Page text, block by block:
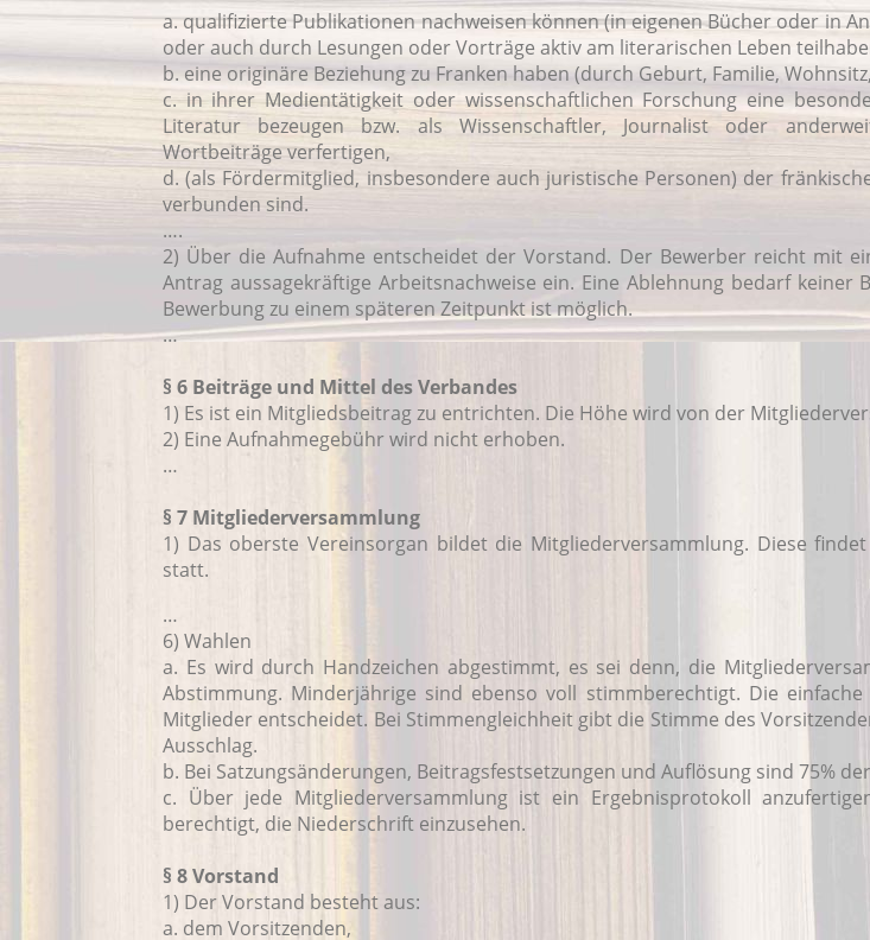
a. qualifizierte Publikationen nachweisen können (in eigenen Bücher oder in
oder auch durch Lesungen oder Vorträge aktiv am literarischen Leben
b. eine originäre Beziehung zu Franken haben (durch Geburt, Familie,
c. in ihrer Medientätigkeit oder wissenschaftlichen Forschung eine
Literatur bezeugen bzw. als Wissenschaftler, Journalist oder
Wortbeiträge verfertigen,
d. (als Fördermitglied, insbesondere auch juristische Personen) der
verbunden sind.
….
2) Über die Aufnahme entscheidet der Vorstand. Der Bewerber reicht mit
Antrag aussagekräftige Arbeitsnachweise ein. Eine Ablehnung bedarf keiner
Bewerbung zu einem späteren Zeitpunkt ist möglich.
…
§ 6 Beiträge und Mittel des Verbandes
1) Es ist ein Mitgliedsbeitrag zu entrichten. Die Höhe wird von der
2) Eine Aufnahmegebühr wird nicht erhoben.
…
§ 7 Mitgliederversammlung
1) Das oberste Vereinsorgan bildet die Mitgliederversammlung. Diese
statt.
…
6) Wahlen
a. Es wird durch Handzeichen abgestimmt, es sei denn, die
Abstimmung. Minderjährige sind ebenso voll stimmberechtigt. Die
Mitglieder entscheidet. Bei Stimmengleichheit gibt die Stimme des
Ausschlag.
b. Bei Satzungsänderungen, Beitragsfestsetzungen und Auflösung sind 75%
c. Über jede Mitgliederversammlung ist ein Ergebnisprotokoll
berechtigt, die Niederschrift einzusehen.
§ 8 Vorstand
1) Der Vorstand besteht aus:
a. dem Vorsitzenden,